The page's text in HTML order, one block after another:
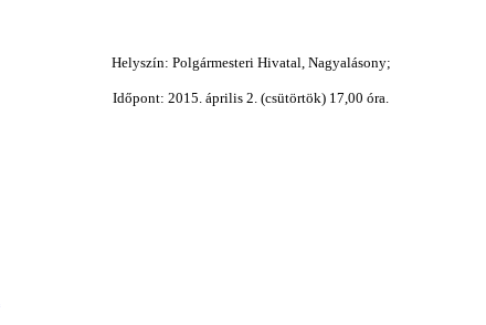
Helyszín: Polgármesteri Hivatal, Nagyalásony;
Időpont: 2015. április 2. (csütörtök) 17,00 óra.